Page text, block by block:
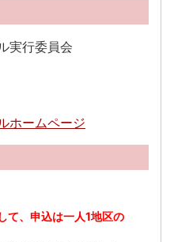
実行委員会
ホームページ
て、申込は一人1地区の